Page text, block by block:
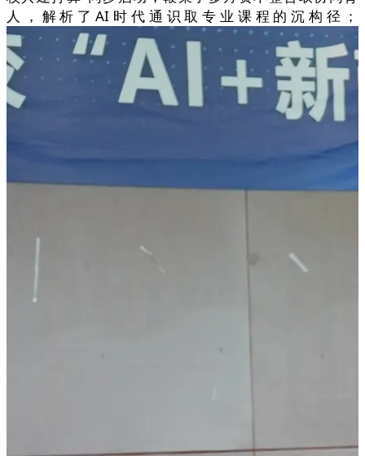
人，解析了AI时代通识取专业课程的沉构径；